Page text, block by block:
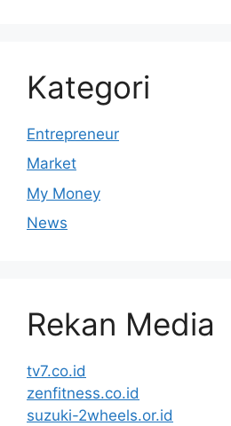
Kategori
Entrepreneur
Market
My Money
News
Rekan Media
tv7.co.id
zenfitness.co.id
suzuki-2wheels.or.id